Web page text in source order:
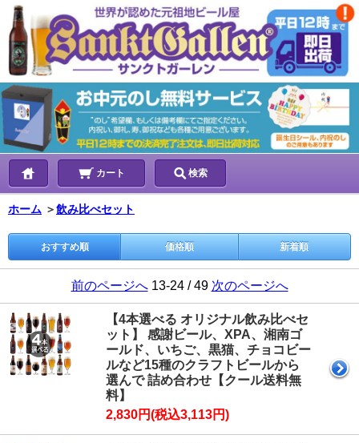
カート 検索
ホーム ＞飲み比べセット
おすすめ順 価格順 新着順
前のページへ13-24 / 49 次のページへ
【4本選べる オリジナル飲み比べセ
ット】 感謝ビール、XPA、湘南ゴ
ールド、いちご、黒猫、チョコビー
ルなど15種のクラフトビールから
選んで 詰め合わせ【クール送料無
料】
2,830円(税込3,113円)